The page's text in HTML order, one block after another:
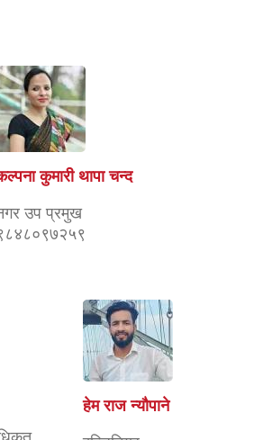
कुमारी थापा चन्द
उप प्रमुख
हेम राज न्यौपाने